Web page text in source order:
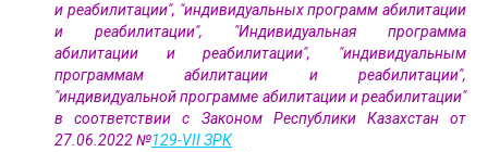
и реабилитации", "индивидуальных программ абилитации
и реабилитации", "Индивидуальная программа
абилитации и реабилитации", "индивидуальным
программам абилитации и реабилитации",
"индивидуальной программе абилитации и реабилитации"
в соответствии с Законом Республики Казахстан от
27.06.2022 №129-VII ЗРК